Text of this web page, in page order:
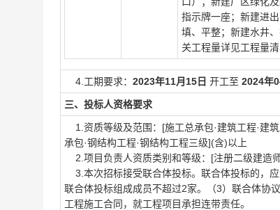
指示牌一座；新建进
填、平整；新建水井
关工程量详见工程量清
4.工期要求： 2023年11月15日 开工至 2024年
三、投标人资格要求
1.资质等级及范围：[施工总承包·建筑工程·建
承包·钢结构工程·钢结构工程三级](含)以上
2.项目负责人资质类别和等级：[注册二级建造
3.本次招标接受联合体投标。联合体投标的，
联合体投标组成成员不超过2家。（3）联合体协
工程施工合同，就工程项目承担连带责任。